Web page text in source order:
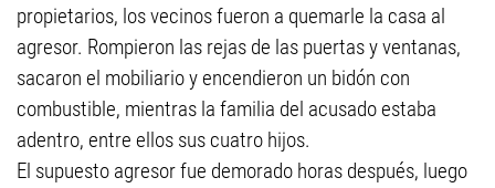
propietarios, los vecinos fueron a quemarle la casa al
agresor. Rompieron las rejas de las puertas y ventanas,
sacaron el mobiliario y encendieron un bidón con
combustible, mientras la familia del acusado estaba
adentro, entre ellos sus cuatro hijos.
El supuesto agresor fue demorado horas después, luego